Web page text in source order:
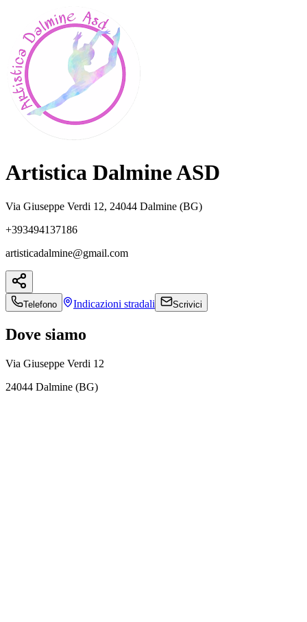
Artistica Dalmine ASD
Via Giuseppe Verdi 12, 24044 Dalmine (BG)
+393494137186
artisticadalmine@gmail.com
Telefono Indicazioni stradali Scrivici
Dove siamo
Via Giuseppe Verdi 12
24044 Dalmine (BG)